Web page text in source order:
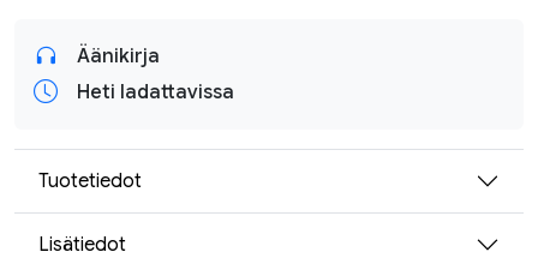
Äänikirja
Heti ladattavissa
Tuotetiedot
Lisätiedot